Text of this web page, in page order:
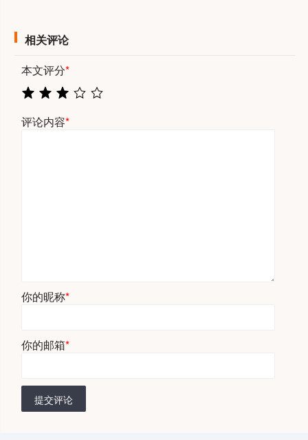
相关评论
本文评分*
评论内容*
你的昵称*
你的邮箱*
提交评论